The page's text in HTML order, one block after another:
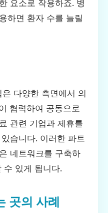
요소로 작용하죠. 병
하면 환자 수를 늘릴
다양한 측면에서 의
협력하여 공동으로
관련 기업과 제휴를
습니다. 이러한 파트
네트워크를 구축하
수 있게 됩니다.
곳의 사례